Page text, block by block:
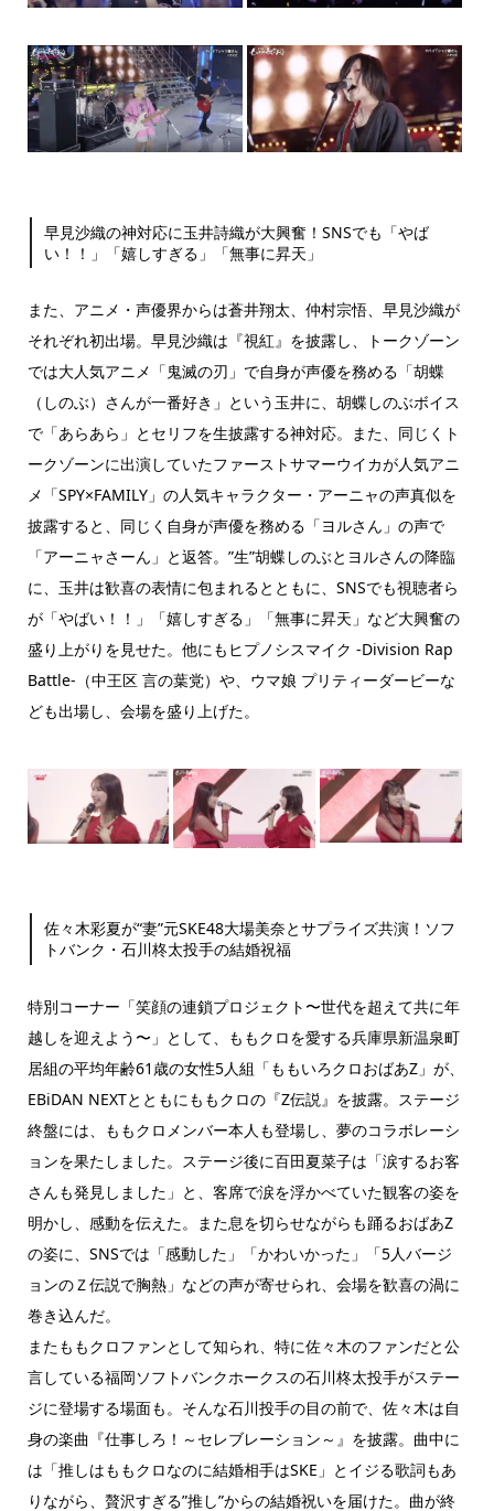
早見沙織の神対応に玉井詩織が大興奮！SNSでも「やば
い！！」「嬉しすぎる」「無事に昇天」
また、アニメ・声優界からは蒼井翔太、仲村宗悟、早見沙織が
それぞれ初出場。早見沙織は『視紅』を披露し、トークゾーン
では大人気アニメ「鬼滅の刃」で自身が声優を務める「胡蝶
（しのぶ）さんが一番好き」という玉井に、胡蝶しのぶボイス
で「あらあら」とセリフを生披露する神対応。また、同じくト
ークゾーンに出演していたファーストサマーウイカが人気アニ
メ「SPY×FAMILY」の人気キャラクター・アーニャの声真似を
披露すると、同じく自身が声優を務める「ヨルさん」の声で
「アーニャさーん」と返答。”生”胡蝶しのぶとヨルさんの降臨
に、玉井は歓喜の表情に包まれるとともに、SNSでも視聴者ら
が「やばい！！」「嬉しすぎる」「無事に昇天」など大興奮の
盛り上がりを見せた。他にもヒプノシスマイク -Division Rap
Battle-（中王区 言の葉党）や、ウマ娘 プリティーダービーな
ども出場し、会場を盛り上げた。
佐々木彩夏が“妻”元SKE48大場美奈とサプライズ共演！ソフ
トバンク・石川柊太投手の結婚祝福
特別コーナー「笑顔の連鎖プロジェクト〜世代を超えて共に年
越しを迎えよう〜」として、ももクロを愛する兵庫県新温泉町
居組の平均年齢61歳の女性5人組「ももいろクロおばあZ」が、
EBiDAN NEXTとともにももクロの『Z伝説』を披露。ステージ
終盤には、ももクロメンバー本人も登場し、夢のコラボレーシ
ョンを果たしました。ステージ後に百田夏菜子は「涙するお客
さんも発見しました」と、客席で涙を浮かべていた観客の姿を
明かし、感動を伝えた。また息を切らせながらも踊るおばあZ
の姿に、SNSでは「感動した」「かわいかった」「5人バージ
ョンのＺ伝説で胸熱」などの声が寄せられ、会場を歓喜の渦に
巻き込んだ。
またももクロファンとして知られ、特に佐々木のファンだと公
言している福岡ソフトバンクホークスの石川柊太投手がステー
ジに登場する場面も。そんな石川投手の目の前で、佐々木は自
身の楽曲『仕事しろ！～セレブレーション～』を披露。曲中に
は「推しはももクロなのに結婚相手はSKE」とイジる歌詞もあ
りながら、贅沢すぎる”推し”からの結婚祝いを届けた。曲が終